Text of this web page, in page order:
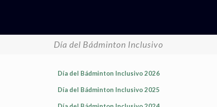
Día del Bádminton Inclusivo
Día del Bádminton Inclusivo 2026
Día del Bádminton Inclusivo 2025